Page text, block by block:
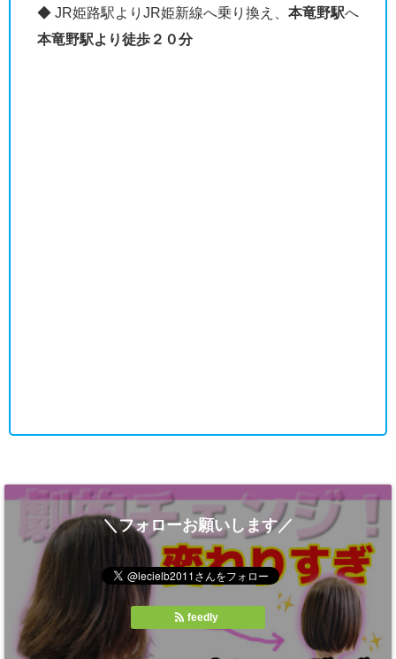
◆ JR姫路駅よりJR姫新線へ乗り換え、 本竜野駅へ
本竜野駅より徒歩２０分
＼フォローお願いします／
feedly